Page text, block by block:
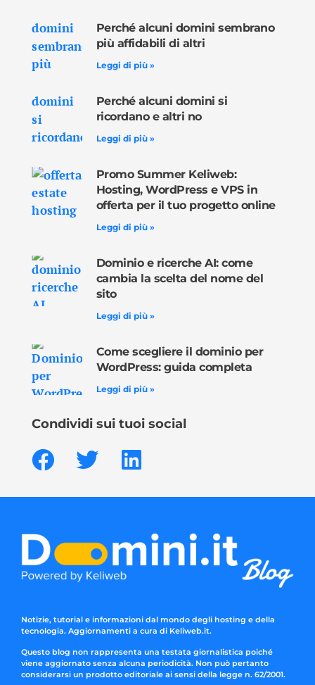
Perché alcuni domini sembrano
più affidabili di altri
Leggi di più »
Perché alcuni domini si
ricordano e altri no
Leggi di più »
Promo Summer Keliweb:
Hosting, WordPress e VPS in
offerta per il tuo progetto online
Leggi di più »
Dominio e ricerche AI: come
cambia la scelta del nome del
sito
Leggi di più »
Come scegliere il dominio per
WordPress: guida completa
Leggi di più »
Condividi sui tuoi social
Notizie, tutorial e informazioni dal mondo degli hosting e della
tecnologia. Aggiornamenti a cura di Keliweb.it.
Questo blog non rappresenta una testata giornalistica poiché
viene aggiornato senza alcuna periodicità. Non può pertanto
considerarsi un prodotto editoriale ai sensi della legge n. 62/2001.